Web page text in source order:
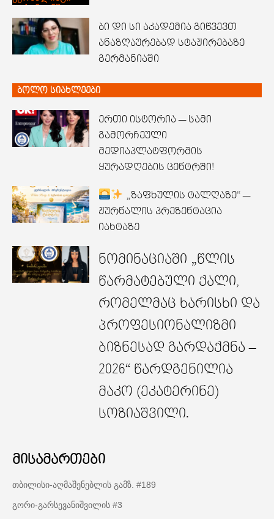
ბი დი სი აკადემია გიწვევთ
ანაზღაურებად სტაჟირებაზე
გერმანიაში
ბოლო სიახლეები
ერთი ისტორია — სამი
გამორჩეული
მედიაპლატფორმის
ყურადღების ცენტრში!
„ზაფხულის ტალღაზე“ —
ჟურნალის პრეზენტაცია
იახტაზე
ნომინაციაში „წლის
წარმატებული ქალი,
რომელმაც ხარისხი და
პროფესიონალიზმი
ბიზნესად გარდაქმნა –
2026“ წარდგენილია
მაკო (ეკატერინე)
სოზიაშვილი.
მისამართები
თბილისი-აღმაშენებლის გამზ. #189
გორი-გარსევანიშვილის #3